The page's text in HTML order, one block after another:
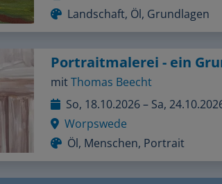
Landschaft, Öl, Grundlagen
Portraitmalerei - ein
mitThomas Beecht
So, 18.10.2026 – Sa,
Worpswede
Öl, Menschen, Portrait